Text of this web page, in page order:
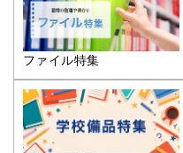
ファイル特集